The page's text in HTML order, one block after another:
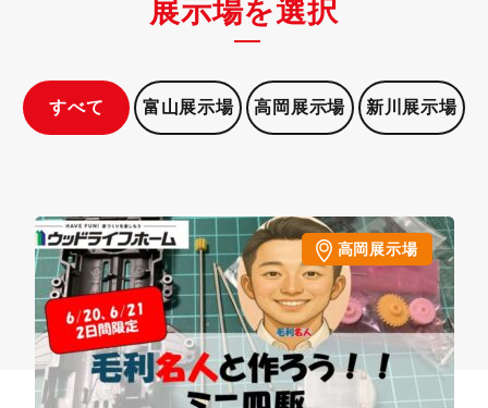
展示場を選択
すべて 富山展示場 高岡展示場 新川展示場
高岡展示場